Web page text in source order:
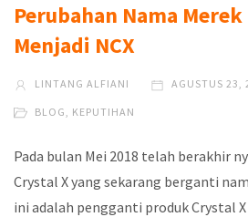
Perubahan Nama
Menjadi NCX
LINTANG ALFIANI AGUSTUS 23,
BLOG KEPUTIHAN
Pada bulan Mei 2018 telah berakhir
Crystal X yang sekarang berganti
ini adalah pengganti produk Crystal